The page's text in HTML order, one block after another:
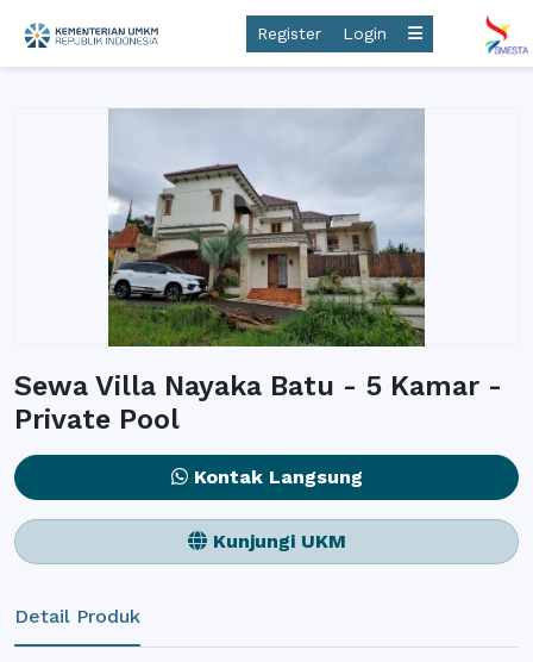
Register Login
Sewa Villa Nayaka Batu - 5 Kamar -
Private Pool
Kontak Langsung
Kunjungi UKM
Detail Produk